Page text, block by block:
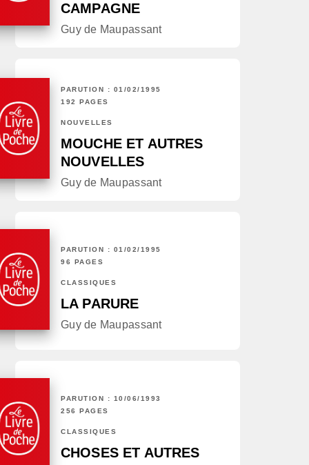
CAMPAGNE
Guy de Maupassant
PARUTION : 01/02/1995
192 PAGES
NOUVELLES
MOUCHE ET AUTRES
NOUVELLES
Guy de Maupassant
PARUTION : 01/02/1995
96 PAGES
CLASSIQUES
LA PARURE
Guy de Maupassant
PARUTION : 10/06/1993
256 PAGES
CLASSIQUES
CHOSES ET AUTRES